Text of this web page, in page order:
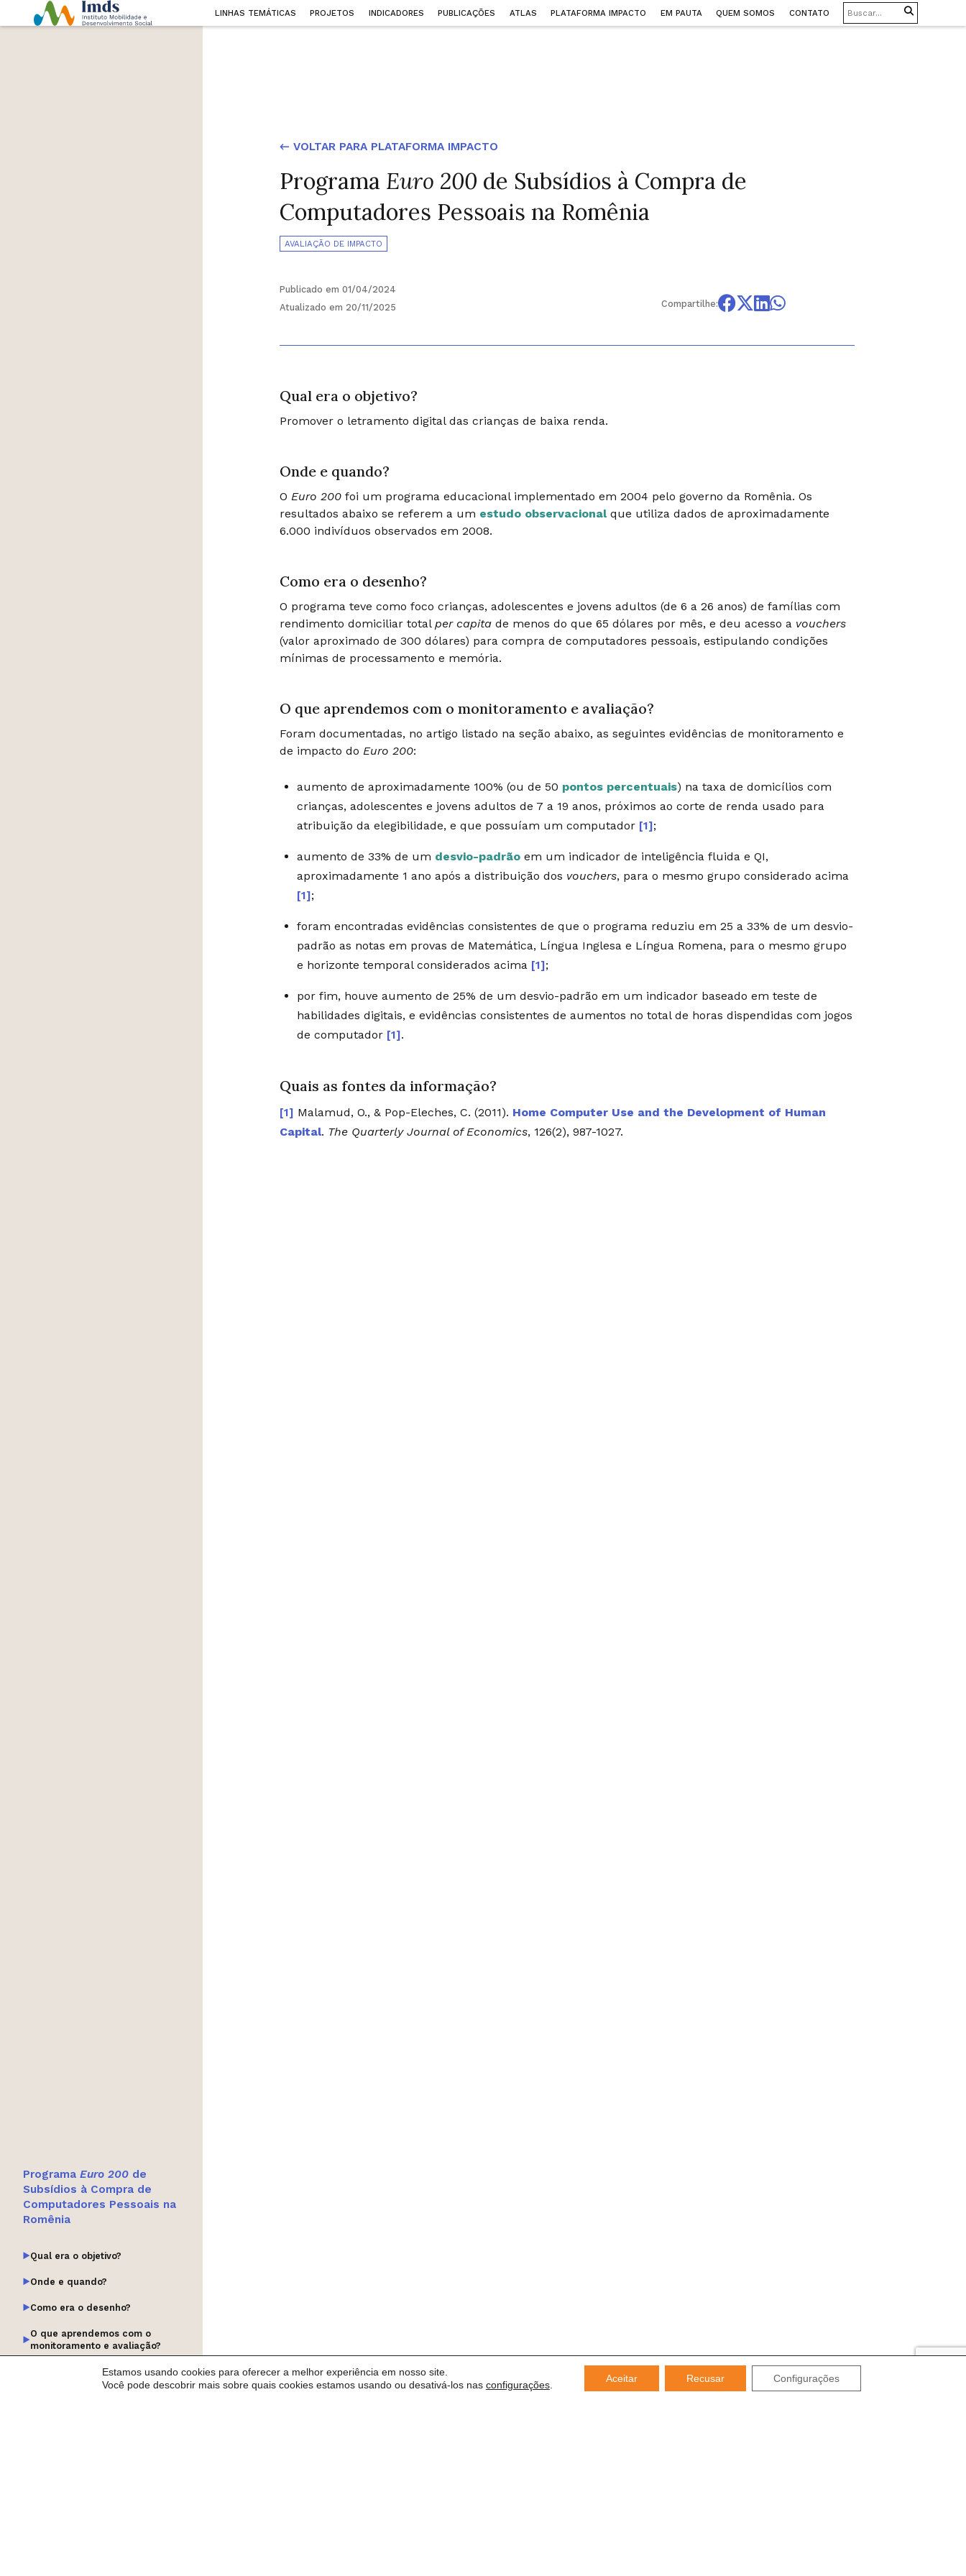
LINHAS TEMÁTICAS PROJETOS INDICADORES PUBLICAÇÕES ATLAS PLATAFORMA IMPACTO EM PAUTA QUEM SOMOS CONTATO
Programa Euro 200 de
Subsídios à Compra de
Computadores Pessoais na
Romênia
Qual era o objetivo?
Onde e quando?
Como era o desenho?
O que aprendemos com o
monitoramento e avaliação?
Quais as fontes da informação?
← VOLTAR PARA PLATAFORMA IMPACTO
Programa Euro 200 de Subsídios à Compra de
Computadores Pessoais na Romênia
AVALIAÇÃO DE IMPACTO
Publicado em 01/04/2024
Atualizado em 20/11/2025
Compartilhe:
Qual era o objetivo?
Promover o letramento digital das crianças de baixa renda.
Onde e quando?
OEuro 200 foi um programa educacional implementado em 2004 pelo governo da Romênia. Os
resultados abaixo se referem a um estudo observacionalque utiliza dados de aproximadamente
6.000 indivíduos observados em 2008.
Como era o desenho?
O programa teve como foco crianças, adolescentes e jovens adultos (de 6 a 26 anos) de famílias com
rendimento domiciliar totalper capita de menos do que 65 dólares por mês, e deu acesso a vouchers
(valor aproximado de 300 dólares) para compra de computadores pessoais, estipulando condições
mínimas de processamento e memória.
O que aprendemos com o monitoramento e avaliação?
Foram documentadas, no artigo listado na seção abaixo, as seguintes evidências de monitoramento e
de impacto doEuro 200:
aumento de aproximadamente 100% (ou de 50 pontos percentuais) na taxa de domicílios com
crianças, adolescentes e jovens adultos de 7 a 19 anos, próximos ao corte de renda usado para
atribuição da elegibilidade, e que possuíam um computador [1];
aumento de 33% de um desvio-padrão em um indicador de inteligência fluida e QI,
aproximadamente 1 ano após a distribuição dos vouchers, para o mesmo grupo considerado acima
[1];
foram encontradas evidências consistentes de que o programa reduziu em 25 a 33% de um desvio-
padrão as notas em provas de Matemática, Língua Inglesa e Língua Romena, para o mesmo grupo
e horizonte temporal considerados acima [1];
por fim, houve aumento de 25% de um desvio-padrão em um indicador baseado em teste de
habilidades digitais, e evidências consistentes de aumentos no total de horas dispendidas com jogos
de computador [1].
Quais as fontes da informação?
Malamud, O., & Pop-Eleches, C. (2011). Home Computer Use and the Development of Human
Capital. The Quarterly Journal of Economics, 126(2), 987-1027.
Estamos usando cookies para oferecer a melhor experiência em nosso site.
Você pode descobrir mais sobre quais cookies estamos usando ou desativá-los nas configurações.
Aceitar Recusar Configurações